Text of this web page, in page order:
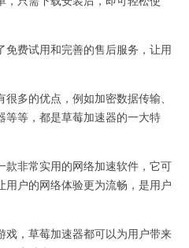
费试用和完善的售后服务，让用
多的优点，例如加密数据传输、
等等，都是草莓加速器的一大特
非常实用的网络加速软件，它可
用户的网络体验更为流畅，是用户
，草莓加速器都可以为用户带来